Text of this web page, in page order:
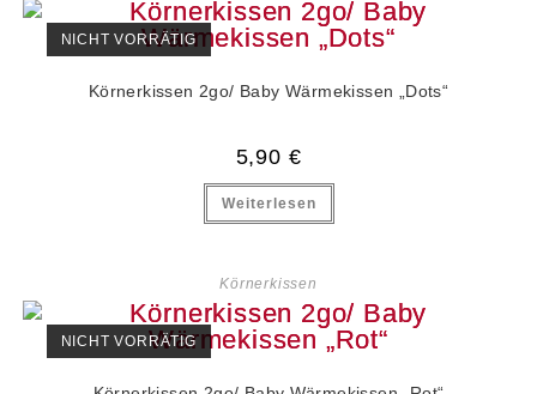
NICHT VORRÄTIG
Körnerkissen 2go/ Baby Wärmekissen „Dots“
5,90 €
Weiterlesen
Körnerkissen
NICHT VORRÄTIG